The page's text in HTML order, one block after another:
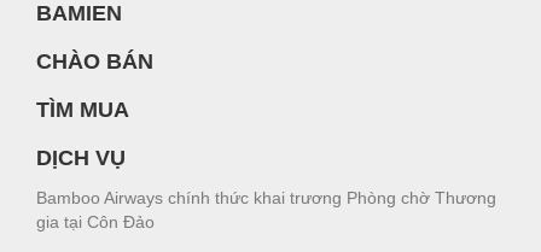
BAMIEN
CHÀO BÁN
TÌM MUA
DỊCH VỤ
Bamboo Airways chính thức khai trương Phòng chờ Thương
gia tại Côn Đảo